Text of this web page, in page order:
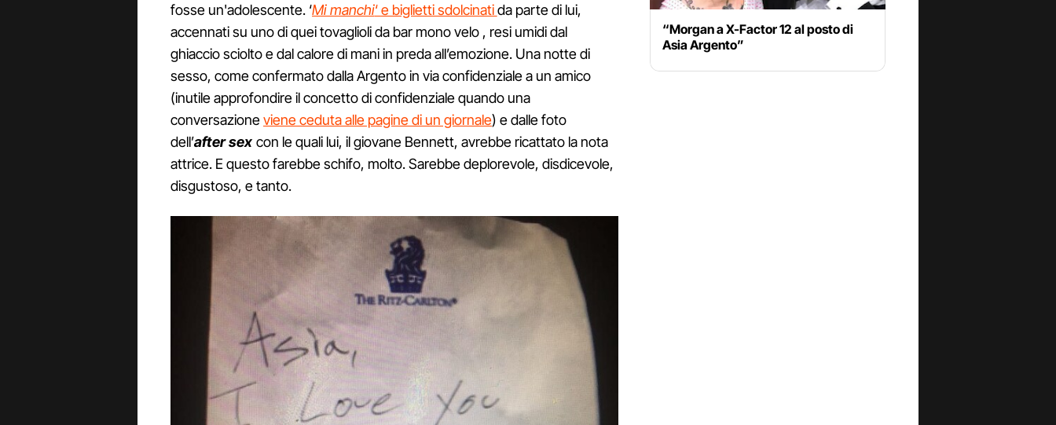
fosse un'adolescente. ‘Mi manchi‘ e biglietti sdolcinatida parte di lui,
accennati su uno di quei tovaglioli da bar mono velo , resi umidi dal
ghiaccio sciolto e dal calore di mani in preda all’emozione. Una notte di
sesso, come confermato dalla Argento in via confidenziale a un amico
(inutile approfondire il concetto di confidenziale quando una
conversazioneviene ceduta alle pagine di un giornale) e dalle foto
dell’after sex con le quali lui, il giovane Bennett, avrebbe ricattato la nota
attrice. E questo farebbe schifo, molto. Sarebbe deplorevole, disdicevole,
disgustoso, e tanto.
“Morgan a X-Factor 12 al posto di
Asia Argento”